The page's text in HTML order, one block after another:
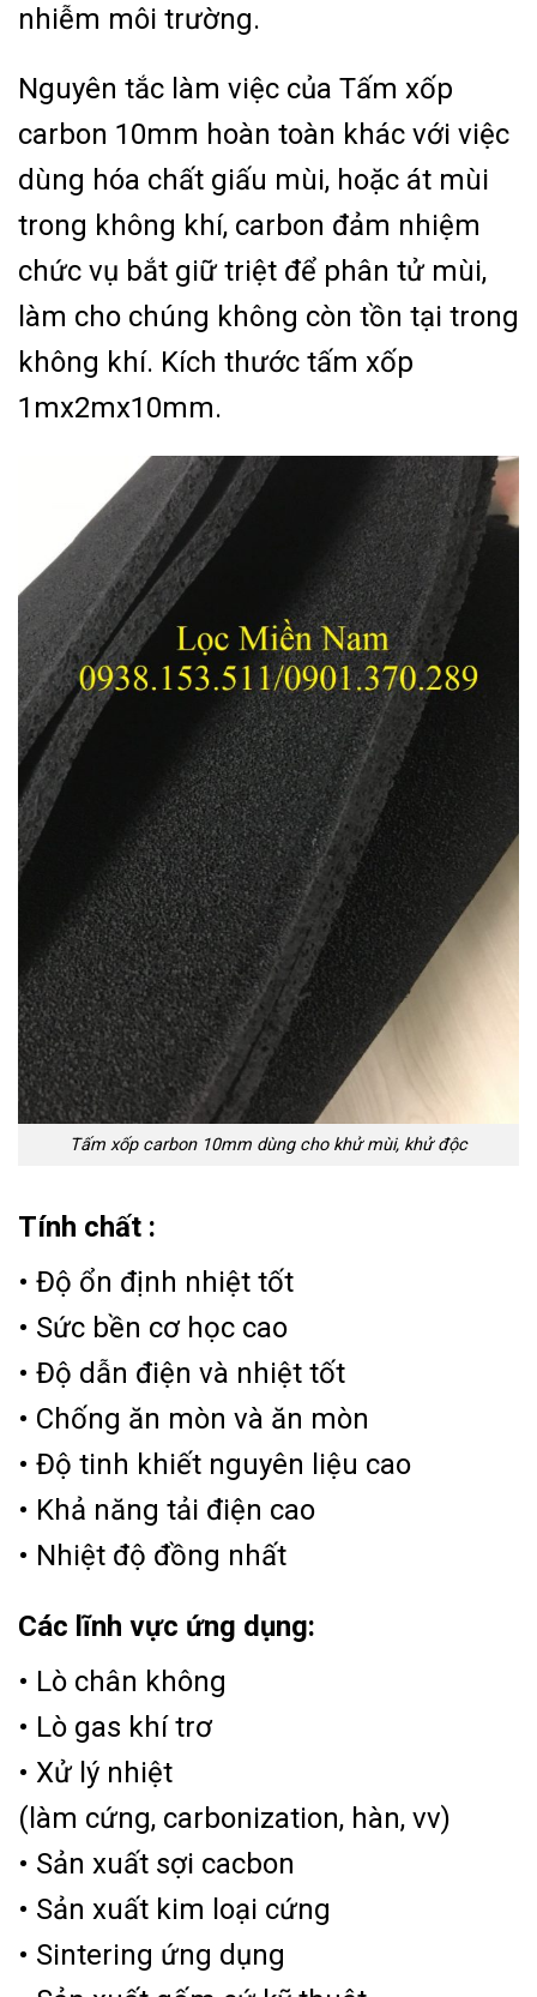
nhiễm môi trường.
Nguyên tắc làm việc của Tấm xốp
carbon 10mm hoàn toàn khác với việc
dùng hóa chất giấu mùi, hoặc át mùi
trong không khí, carbon đảm nhiệm
chức vụ bắt giữ triệt để phân tử mùi,
làm cho chúng không còn tồn tại trong
không khí. Kích thước tấm xốp
1mx2mx10mm.
Tấm xốp carbon 10mm dùng cho khử mùi, khử độc
Tính chất :
• Độ ổn định nhiệt tốt
• Sức bền cơ học cao
• Độ dẫn điện và nhiệt tốt
• Chống ăn mòn và ăn mòn
• Độ tinh khiết nguyên liệu cao
• Khả năng tải điện cao
• Nhiệt độ đồng nhất
Các lĩnh vực ứng dụng:
• Lò chân không
• Lò gas khí trơ
• Xử lý nhiệt
(làm cứng, carbonization, hàn, vv)
• Sản xuất sợi cacbon
• Sản xuất kim loại cứng
• Sintering ứng dụng